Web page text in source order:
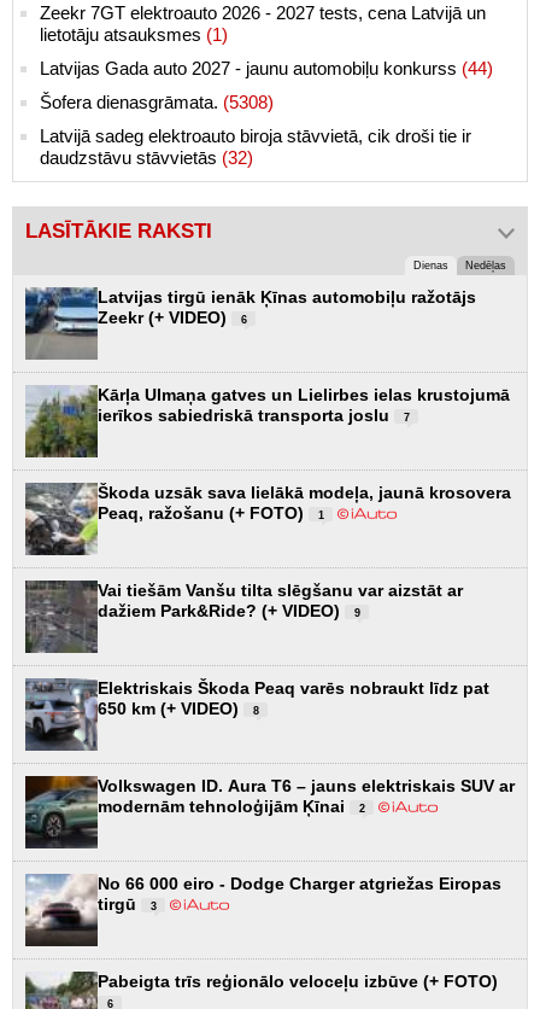
Zeekr 7GT elektroauto 2026 - 2027 tests, cena Latvijā un
lietotāju atsauksmes (1)
Latvijas Gada auto 2027 - jaunu automobiļu konkurss (44)
Šofera dienasgrāmata. (5308)
Latvijā sadeg elektroauto biroja stāvvietā, cik droši tie ir
daudzstāvu stāvvietās (32)
LASĪTĀKIE RAKSTI
Dienas Nedēļas
Latvijas tirgū ienāk Ķīnas automobiļu ražotājs
Zeekr (+ VIDEO)
6
Kārļa Ulmaņa gatves un Lielirbes ielas krustojumā
ierīkos sabiedriskā transporta joslu
7
Škoda uzsāk sava lielākā modeļa, jaunā krosovera
Peaq, ražošanu (+ FOTO)
1
Vai tiešām Vanšu tilta slēgšanu var aizstāt ar
dažiem Park&Ride? (+ VIDEO)
9
Elektriskais Škoda Peaq varēs nobraukt līdz pat
650 km (+ VIDEO)
8
Volkswagen ID. Aura T6 – jauns elektriskais SUV ar
modernām tehnoloģijām Ķīnai
2
No 66 000 eiro - Dodge Charger atgriežas Eiropas
tirgū
3
Pabeigta trīs reģionālo veloceļu izbūve (+ FOTO)
6